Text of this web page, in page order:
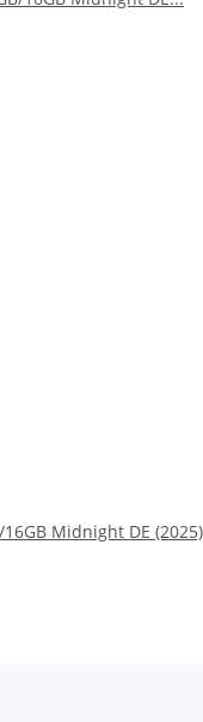
Midnight DE (2025)